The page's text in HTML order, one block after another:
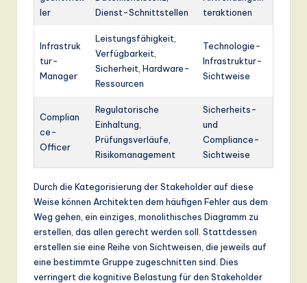
ler
Dienst-Schnittstellen
teraktionen
Infrastruk
tur-
Manager
Leistungsfähigkeit,
Verfügbarkeit,
Sicherheit, Hardware-
Ressourcen
Technologie-
Infrastruktur-
Sichtweise
Complian
ce-
Officer
Regulatorische
Einhaltung,
Prüfungsverläufe,
Risikomanagement
Sicherheits-
und
Compliance-
Sichtweise
Durch die Kategorisierung der Stakeholder auf diese
Weise können Architekten dem häufigen Fehler aus dem
Weg gehen, ein einziges, monolithisches Diagramm zu
erstellen, das allen gerecht werden soll. Stattdessen
erstellen sie eine Reihe von Sichtweisen, die jeweils auf
eine bestimmte Gruppe zugeschnitten sind. Dies
verringert die kognitive Belastung für den Stakeholder